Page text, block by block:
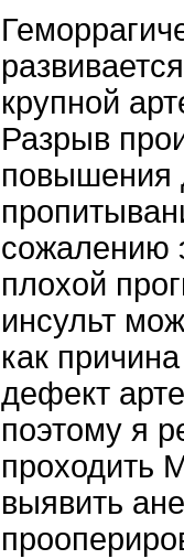
крупной
Разрыв
повышения
сожалению
плохой
инсульт
как
дефект
поэтому я
проходить
выявить